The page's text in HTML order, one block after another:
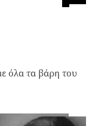
όλα τα βάρη του